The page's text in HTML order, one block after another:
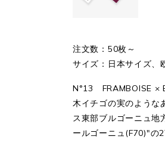
注文数：50枚～
サイズ：日本サイズ、
N°13 FRAMBOISE ×
木イチゴの実のような
ス東部ブルゴーニュ地
ールゴーニュ(F70)"の